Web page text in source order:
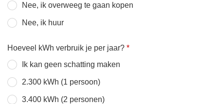
Nee, ik overweeg te gaan kopen
Nee, ik huur
Hoeveel kWh verbruik je per jaar? *
Ik kan geen schatting maken
2.300 kWh (1 persoon)
3.400 kWh (2 personen)